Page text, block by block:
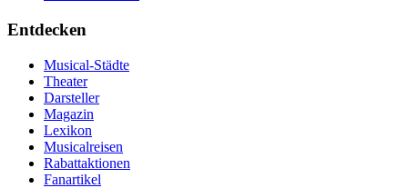
Entdecken
Musical-Städte
Theater
Darsteller
Magazin
Lexikon
Musicalreisen
Rabattaktionen
Fanartikel